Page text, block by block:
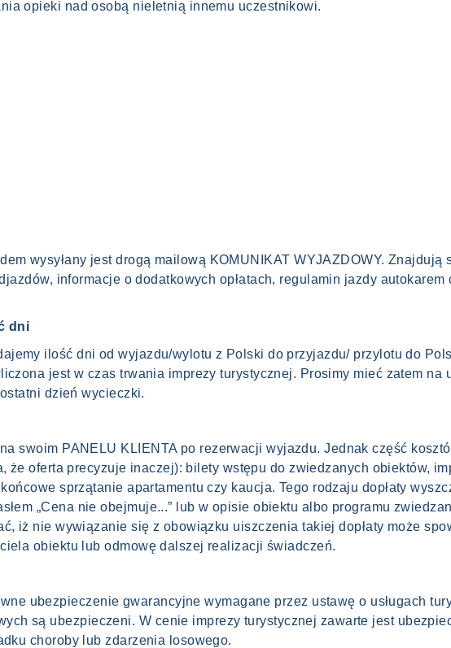
opieki nad osobą nieletnią innemu uczestnikowi.
wysyłany jest drogą mailową KOMUNIKAT WYJAZDOWY. Znajdują
informacje o dodatkowych opłatach, regulamin jazdy autokarem
dni
ilość dni od wyjazdu/wylotu z Polski do przyjazdu/ przylotu do
jest w czas trwania imprezy turystycznej. Prosimy mieć zatem na
dzień wycieczki.
swoim PANELU KLIENTA po rezerwacji wyjazdu. Jednak część
że oferta precyzuje inaczej): bilety wstępu do zwiedzanych obiektów,
sprzątanie apartamentu czy kaucja. Tego rodzaju dopłaty
„Cena nie obejmuje...” lub w opisie obiektu albo programu
iż nie wywiązanie się z obowiązku uiszczenia takiej dopłaty może
obiektu lub odmowę dalszej realizacji świadczeń.
ubezpieczenie gwarancyjne wymagane przez ustawę o usługach
są ubezpieczeni. W cenie imprezy turystycznej zawarte jest
choroby lub zdarzenia losowego.